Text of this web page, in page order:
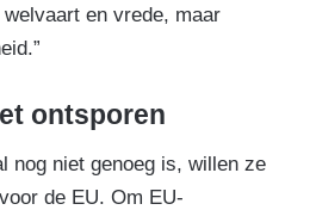
en vrede, maar
ontsporen
nog niet genoeg is, willen ze
de EU. Om EU-